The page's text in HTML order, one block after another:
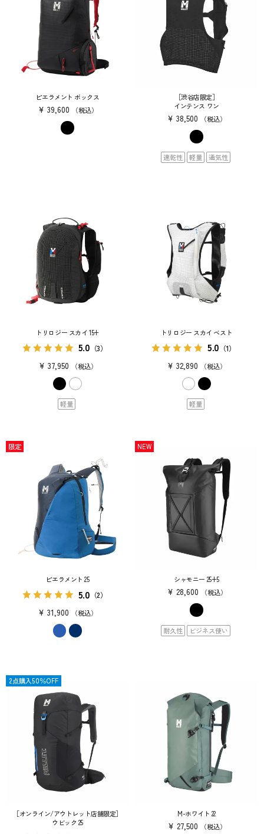
ピエラメント ボックス
¥ 39,600 税込
［渋谷店限定］
インテンス ワン
¥ 38,500 税込
速乾性 軽量 通気性
トリロジー スカイ 15+
5.0 （3）
¥ 37,950 税込
軽量
トリロジー スカイ ベスト
5.0 （1）
¥ 32,890 税込
軽量
ピエラメント 25
5.0 （2）
¥ 31,900 税込
限定
シャモニー 25+5
¥ 28,600 税込
NEW
耐久性 ビジネス使い
［オンライン/アウトレット店舗限定］
ウビック 25
限定
2点購入50％OFF
M-ホワイト 22
¥ 27,500 税込